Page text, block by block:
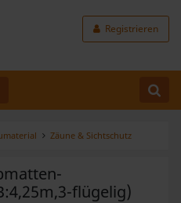
Registrieren
Zäune & Sichtschutz
flügelig)